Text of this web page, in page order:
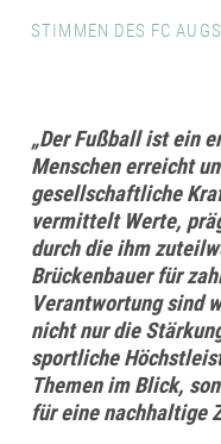
STIMMEN DES FC
„Der Fußball ist ein
Menschen erreicht
gesellschaftliche
vermittelt Werte,
durch die ihm
Brückenbauer für
Verantwortung sind
nicht nur die
sportliche
Themen im Blick,
für eine nachhaltige